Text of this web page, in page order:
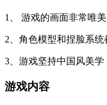
1、 游戏的画面非常唯
2、角色模型和捏脸系统
3、游戏坚持中国风美学
游戏内容